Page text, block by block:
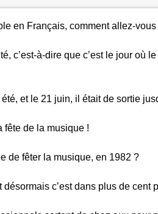
en Français, comment allez-vous
c’est-à-dire que c’est le jour où
et le 21 juin, il était de sortie
fête de la musique !
de fêter la musique, en 1982 ?
c’est dans plus de cent